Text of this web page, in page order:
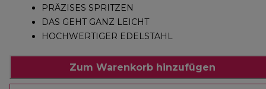
PRÄZISES SPRITZEN
DAS GEHT GANZ LEICHT
HOCHWERTIGER EDELSTAHL
Zum Warenkorb hinzufügen